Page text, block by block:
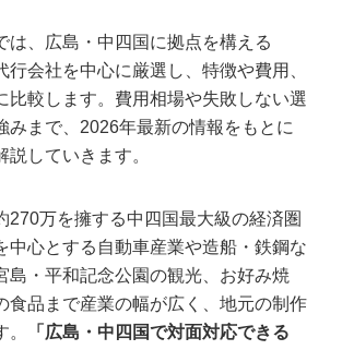
画制作『動画でカリトルく
行『LINEマキトルくん』
制作『SEOトライアル』
改善『最強LP』
ャンネル構築『トリトル』
介
野圭佑）
（株本祐己）
は、広島・中四国に拠点を構える
行会社を中心に厳選し、特徴や費用、
比較します。費用相場や失敗しない選
みまで、2026年最新の情報をもとに
説していきます。
270万を擁する中四国最大級の経済圏
中心とする自動車産業や造船・鉄鋼な
島・平和記念公園の観光、お好み焼
食品まで産業の幅が広く、地元の制作
「広島・中四国で対面対応できる